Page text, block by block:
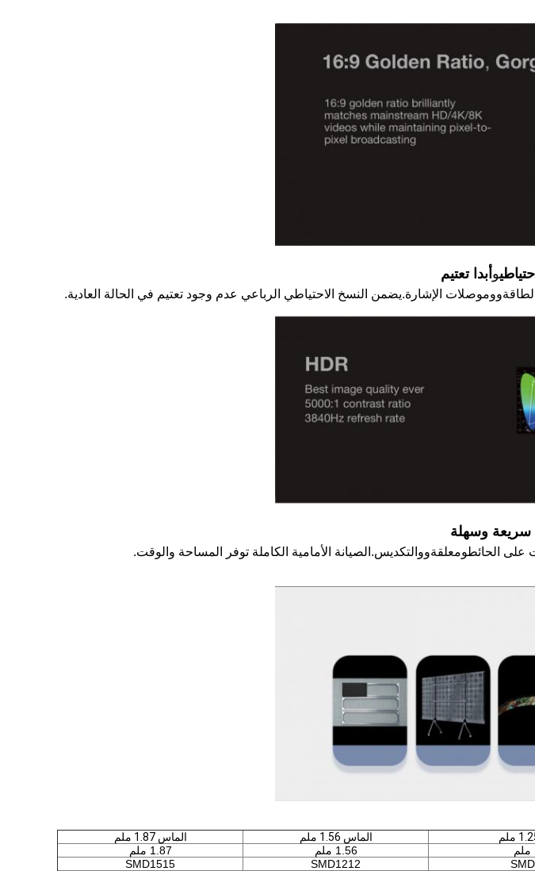
و أبدا تعتيم
ووموصلات الإشارة.يضمن النسخ الاحتياطي الرباعي عدم وجود تعتيم في الحالة العادية.
سريعة وسهلة
على الحائطومعلقةووالتكديس.الصيانة الأمامية الكاملة توفر المساحة والوقت.
الماس 1.56 ملم
الماس 1.87 ملم
1.56 ملم
1.87 ملم
SMD1212
SMD1515